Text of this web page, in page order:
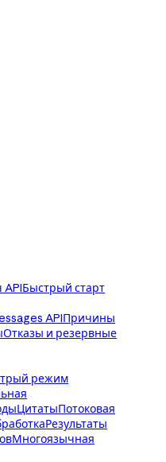
APIБыстрый старт
APIПричины
Отказы и резервные
режим
ЦитатыПотоковая
Результаты
Многоязычная